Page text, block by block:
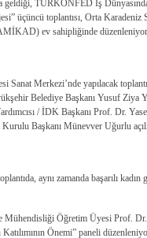
geldiği, TÜRKONFED İş
üçüncü toplantısı, Orta
ev sahipliğinde
Sanat Merkezi’nde yapılacak
Belediye Başkanı Yusuf
/ İDK Başkanı Prof. Dr.
Başkanı Münevver Uğurlu
aynı zamanda başarılı kadın
Mühendisliği Öğretim Üyesi Prof.
Önemi” paneli